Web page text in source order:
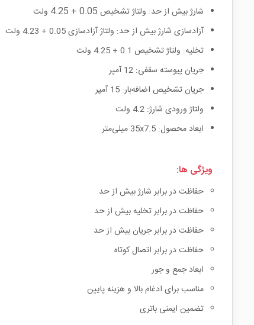
شارژ بیش از حد: ولتاژ تشخیص 0.05 + 4.25
ولت
آزادسازی شارژ بیش از حد: ولتاژ آزادسازی 0.05 + 4.23 ولت
تخلیه: ولتاژ تشخیص 0.1 + 4.25 ولت
جریان پیوسته سقفی: 12 آمپر
جریان تشخیص اضافه‌بار: 15 آمپر
ولتاژ ورودی شارژ: 4.2 ولت
ابعاد محصول: 35x7.5 میلی‌متر
ویژگی ها:
حفاظت در برابر شارژ بیش از حد
حفاظت در برابر تخلیه بیش از حد
حفاظت در برابر جریان بیش از حد
حفاظت در برابر اتصال کوتاه
ابعاد جمع و جور
مناسب برای ادغام بالا و هزینه پایین
تضمین ایمنی باتری